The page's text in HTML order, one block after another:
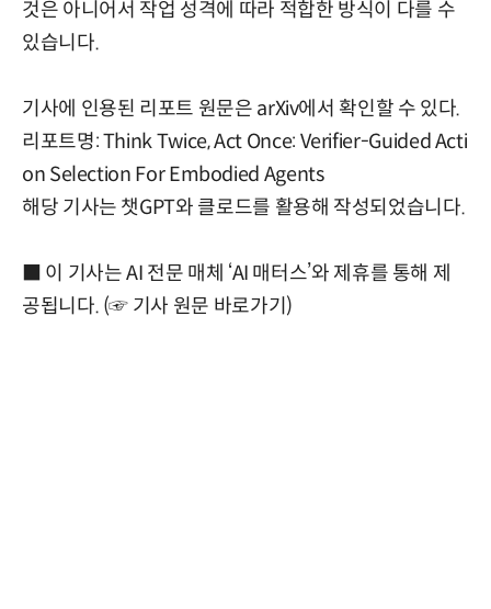
것은 아니어서 작업 성격에 따라 적합한 방식이 다를 수
있습니다.
기사에 인용된 리포트 원문은 arXiv에서 확인할 수 있다.
리포트명: Think Twice, Act Once: Verifier-Guided Acti
on Selection For Embodied Agents
해당 기사는 챗GPT와 클로드를 활용해 작성되었습니다.
■ 이 기사는 AI 전문 매체 ‘AI 매터스’와 제휴를 통해 제
공됩니다. (☞ 기사 원문 바로가기 )